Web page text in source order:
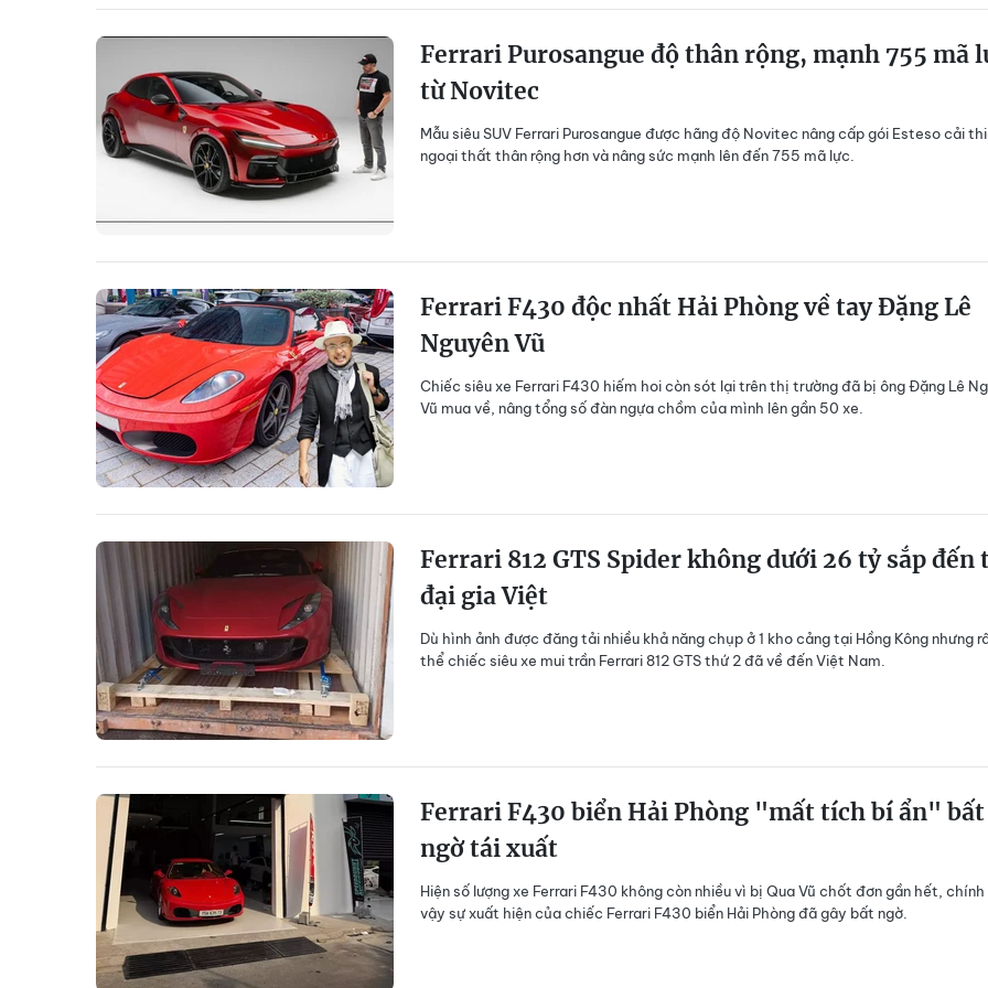
Ferrari Purosangue độ thân rộng, mạnh 755 mã
từ Novitec
Mẫu siêu SUV Ferrari Purosangue được hãng độ Novitec nâng cấp gói Esteso cải
ngoại thất thân rộng hơn và nâng sức mạnh lên đến 755 mã lực.
Ferrari F430 độc nhất Hải Phòng về tay Đặng Lê
Nguyên Vũ
Chiếc siêu xe Ferrari F430 hiếm hoi còn sót lại trên thị trường đã bị ông Đặng Lê
Vũ mua về, nâng tổng số đàn ngựa chồm của mình lên gần 50 xe.
Ferrari 812 GTS Spider không dưới 26 tỷ sắp đến
đại gia Việt
Dù hình ảnh được đăng tải nhiều khả năng chụp ở 1 kho cảng tại Hồng Kông nhưng
thể chiếc siêu xe mui trần Ferrari 812 GTS thứ 2 đã về đến Việt Nam.
Ferrari F430 biển Hải Phòng "mất tích bí ẩn" bất
ngờ tái xuất
Hiện số lượng xe Ferrari F430 không còn nhiều vì bị Qua Vũ chốt đơn gần hết, chính
vậy sự xuất hiện của chiếc Ferrari F430 biển Hải Phòng đã gây bất ngờ.